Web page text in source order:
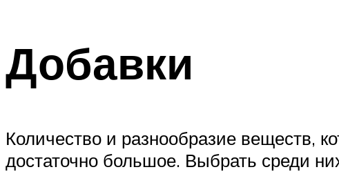
Добавки
Количество и разнообразие веществ,
достаточно большое. Выбрать среди